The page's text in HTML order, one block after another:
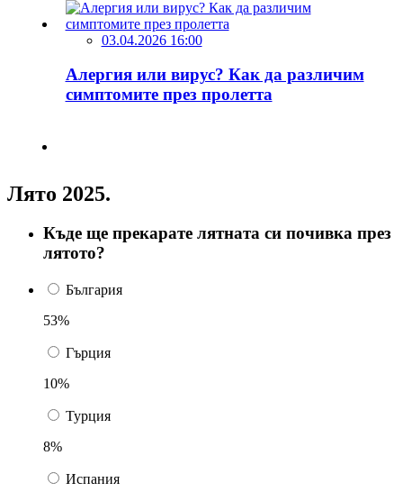
03.04.2026 16:00
Алергия или вирус? Как да различим
симптомите през пролетта
Лято 2025.
Къде ще прекарате лятната си почивка през
лятото?
България
53%
Гърция
10%
Турция
8%
Испания